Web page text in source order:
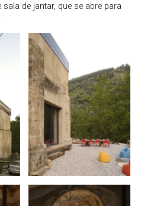
sala de jantar, que se abre para